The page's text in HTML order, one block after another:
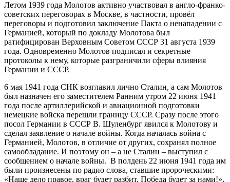
Летом 1939 года Молотов активно участвовал в англо-франко-
советских переговорах в Москве, в частности, провёл
переговоры и подготовил заключение Пакта о ненападении с
Германией, который по докладу Молотова был
ратифицирован Верховным Советом СССР 31 августа 1939
года. Одновременно Молотов подписал и секретные
протоколы к нему, которые разграничили сферы влияния
Германии и СССР.
6 мая 1941 года СНК возглавил лично Сталин, а сам Молотов
был назначен его заместителем Ранним утром 22 июня 1941
года после артиллерийской и авиационной подготовки
немецкие войска перешли границу СССР. Сразу после этого
посол Германии в СССР В. Шуленбург явился к Молотову и
сделал заявление о начале войны. Когда началась война с
Германией, Молотов, в отличие от других, сохранял полное
самообладание. И поэтому он – а не Сталин – выступил с
сообщением о начале войны. В полдень 22 июня 1941 года им
были произнесены по радио слова, ставшие пророческими:
«Наше дело правое, враг будет разбит. Победа будет за нами!».